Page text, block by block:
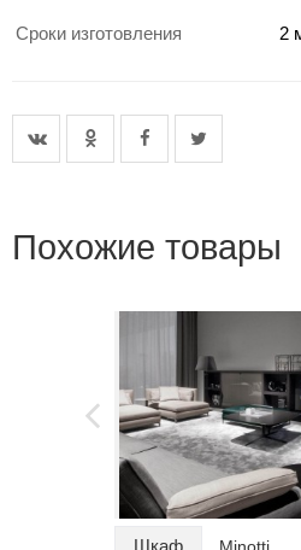
Сроки изготовления 2
Похожие товары